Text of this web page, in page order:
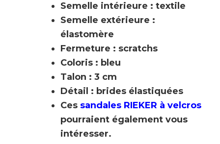
Semelle intérieure : textile
Semelle extérieure :
élastomère
Fermeture : scratchs
Coloris : bleu
Talon : 3 cm
Détail : brides élastiquées
Ces sandales RIEKER à velcros
pourraient également vous
intéresser.